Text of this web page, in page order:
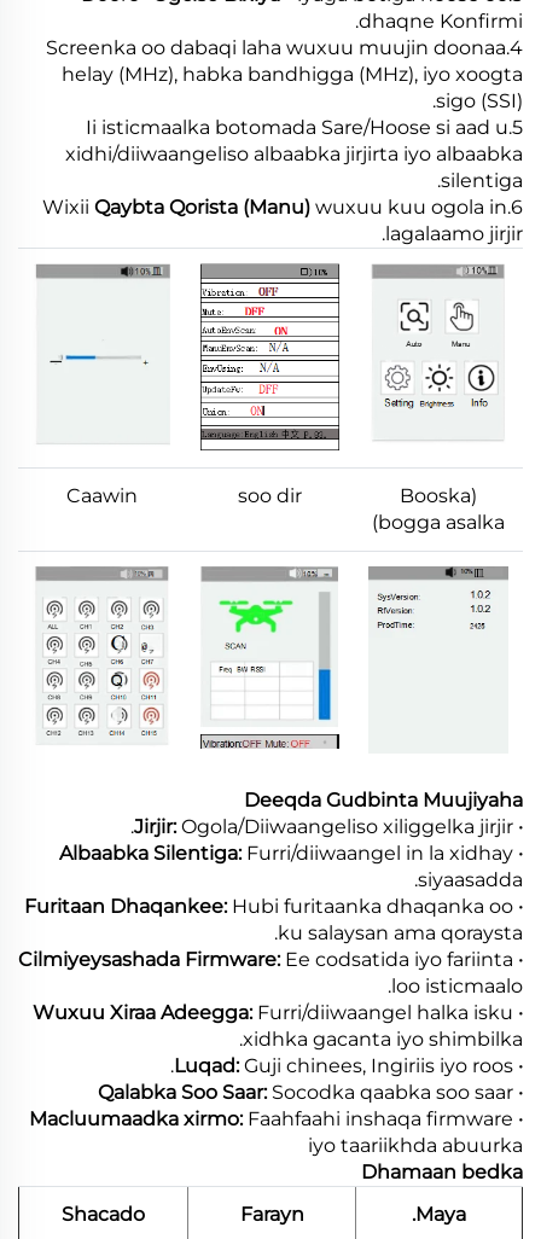
dhaqne Konfirmi.
4.Screenka oo dabaqi laha wuxuu muujin doonaa
helay (MHz), habka bandhigga (MHz), iyo xoogta
sigo (SSI).
5.Ii isticmaalka botomada Sare/Hoose si aad u
xidhi/diiwaangeliso albaabka jirjirta iyo albaabka
silentiga.
6.Wixii
Qaybta Qorista (Manu) wuxuu kuu ogola in
lagalaamo jirjir.
(Booska
bogga asalka)
soo dir
Caawin
Deeqda Gudbinta Muujiyaha
· Jirjir:
Ogola/Diiwaangeliso xiliggelka jirjir.
· Albaabka Silentiga:
Furri/diiwaangel in la xidhay
siyaasadda.
· Furitaan Dhaqankee:
Hubi furitaanka dhaqanka oo
ku salaysan ama qoraysta.
· Cilmiyeysashada Firmware:
Ee codsatida iyo fariinta
loo isticmaalo.
· Wuxuu Xiraa Adeegga:
Furri/diiwaangel halka isku
xidhka gacanta iyo shimbilka.
· Luqad:
Guji chinees, Ingiriis iyo roos.
· Qalabka Soo Saar:
Socodka qaabka soo saar
· Macluumaadka xirmo:
Faahfaahi inshaqa firmware
iyo taariikhda abuurka
Dhamaan bedka
Maya.
Farayn
Shacado